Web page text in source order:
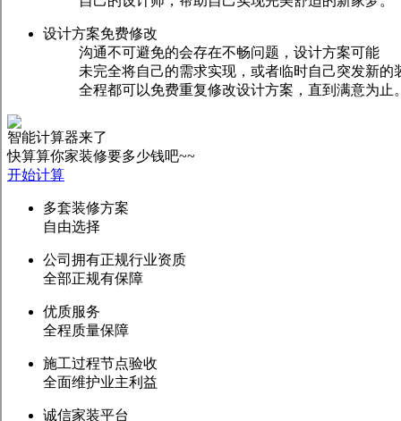
设计方案免费修改
沟通不可避免的会存在不畅问题，设计方案可能
未完全将自己的需求实现，或者临时自己突发新的
全程都可以免费重复修改设计方案，直到满意为止。
智能计算器来了
快算算你家装修要多少钱吧~~
开始计算
多套装修方案
自由选择
公司拥有正规行业资质
全部正规有保障
优质服务
全程质量保障
施工过程节点验收
全面维护业主利益
诚信家装平台